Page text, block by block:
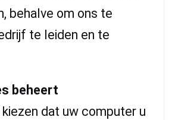
behalve om ons te
te leiden en te
beheert
kiezen dat uw computer u